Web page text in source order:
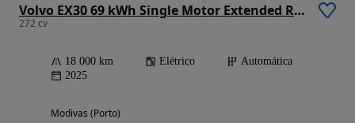
Volvo EX30 69 kWh Single Motor Extended Range Ultra
272 cv
18 000 km Elétrico
Automática
2025
Modivas (Porto)